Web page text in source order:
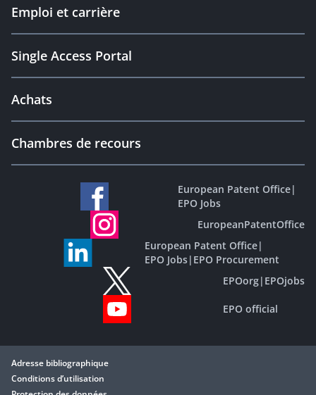
Emploi et carrière
Single Access Portal
Achats
Chambres de recours
European Patent Office|
EPO Jobs
EuropeanPatentOffice
European Patent Office|
EPO Jobs| EPO Procurement
EPOorg| EPOjobs
EPO official
Adresse bibliographique
Conditions d’utilisation